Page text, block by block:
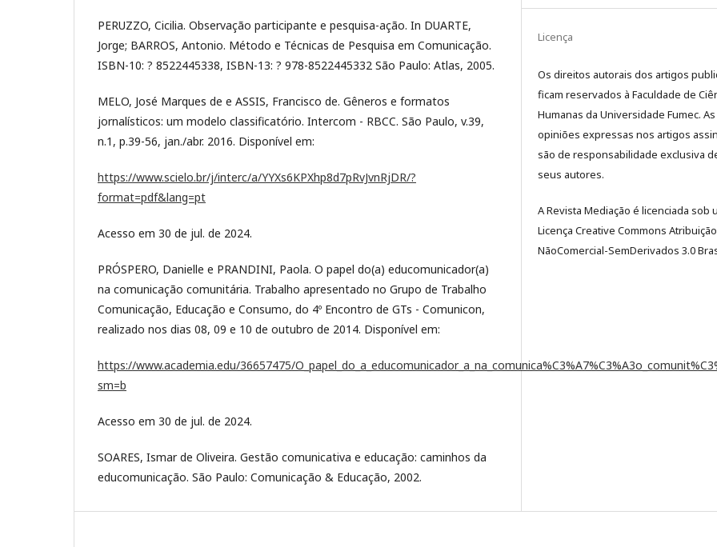
PERUZZO, Cicilia. Observação participante e pesquisa-ação. In DUARTE,
Jorge; BARROS, Antonio. Método e Técnicas de Pesquisa em Comunicação.
ISBN-10: ? 8522445338, ISBN-13: ? 978-8522445332 São Paulo: Atlas, 2005.
MELO, José Marques de e ASSIS, Francisco de. Gêneros e formatos
jornalísticos: um modelo classificatório. Intercom - RBCC. São Paulo, v.39,
n.1, p.39-56, jan./abr. 2016. Disponível em:
https://www.scielo.br/j/interc/a/YYXs6KPXhp8d7pRvJvnRjDR/?
format=pdf&lang=pt
Acesso em 30 de jul. de 2024.
PRÓSPERO, Danielle e PRANDINI, Paola. O papel do(a) educomunicador(a)
na comunicação comunitária. Trabalho apresentado no Grupo de Trabalho
Comunicação, Educação e Consumo, do 4º Encontro de GTs - Comunicon,
realizado nos dias 08, 09 e 10 de outubro de 2014. Disponível em:
https://www.academia.edu/36657475/
sm=b
Acesso em 30 de jul. de 2024.
SOARES, Ismar de Oliveira. Gestão comunicativa e educação: caminhos da
educomunicação. São Paulo: Comunicação & Educação, 2002.
Licença
Os direitos autorais dos artigos
ficam reservados à Faculdade de
Humanas da Universidade Fumec. As
opiniões expressas nos artigos
são de responsabilidade exclusiva
seus autores.
A Revista Mediação é licenciada sob
Licença Creative Commons
NãoComercial-SemDerivados 3.0